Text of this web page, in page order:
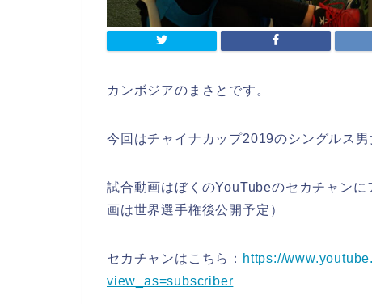
カンボジアのまさとです。
今回はチャイナカップ2019のシングルス男
試合動画はぼくのYouTubeのセカチャン
画は世界選手権後公開予定）
セカチャンはこちら： https://
view_as=subscriber